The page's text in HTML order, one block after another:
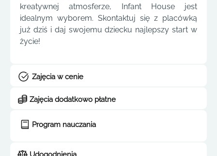
kreatywnej atmosferze, Infant House jest
idealnym wyborem. Skontaktuj się z placówką
już dziś i daj swojemu dziecku najlepszy start w
życie!
Zajęcia w cenie
Zajęcia dodatkowo płatne
Program nauczania